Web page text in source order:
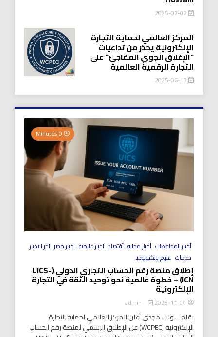
2025-07-02
المركز العالمي لحماية التجارة
الإلكترونية يحذر من تداعيات
“الإغلاق الجوي المفاجئ” على
التجارة الرقمية العالمية
2025-06-13
أخبار المحافظات أخبار محليه أقتصاد اخبار عالميه اخبار مصر اخر الاخبار
خدمات علوم وتكنولوجيا
إطلاق منصة رقم الحساب التجاري الدولي (UICS-
ICN) – خطوة عالمية نحو توحيد الثقة في التجارة
الإلكترونية
2025-11-04
بقلم – ولاء مجدي أعلن المركز العالمي لحماية التجارة
الإلكترونية (WCPEC) عن الإطلاق الرسمي لمنصة رقم الحساب